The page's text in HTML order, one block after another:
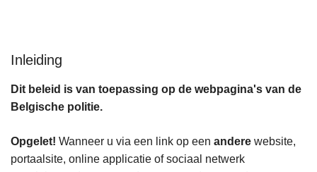
Inleiding
Dit beleid is van toepassing op de webpagina's van de
Belgische politie.
Opgelet! Wanneer u via een link op een andere website,
portaalsite, online applicatie of sociaal netwerk